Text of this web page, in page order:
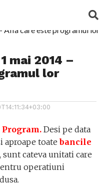
mai 2014 –
lor
Program. Desi pe data
aproape toate bancile
cateva unitati care
operatiuni